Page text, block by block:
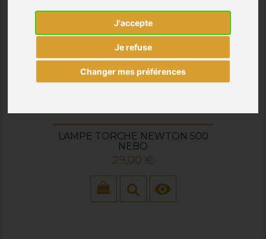
J'accepte
Je refuse
Changer mes préférences
LAMPE TORCHE NEWTON 500
NEBO
Prix
29,00 €
